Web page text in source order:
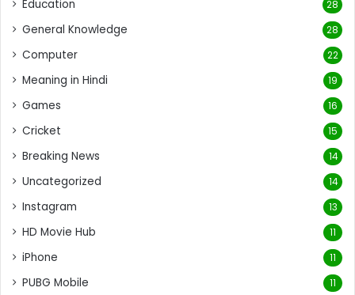
Education 28
General Knowledge 28
Computer 22
Meaning in Hindi 19
Games 16
Cricket 15
Breaking News 14
Uncategorized 14
Instagram 13
HD Movie Hub 11
iPhone 11
PUBG Mobile 11